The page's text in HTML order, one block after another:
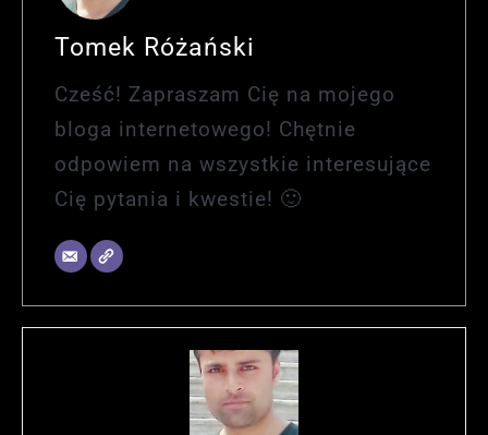
Tomek Różański
Cześć! Zapraszam Cię na mojego
bloga internetowego! Chętnie
odpowiem na wszystkie interesujące
Cię pytania i kwestie! 🙂